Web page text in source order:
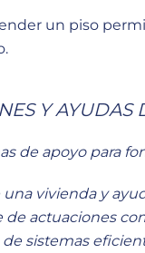
un piso
Y AYUDAS
de apoyo para
vivienda y
actuaciones
sistemas